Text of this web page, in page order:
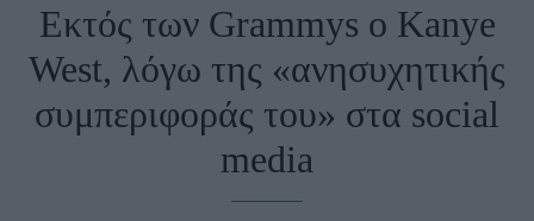
Fashion
Shopping
Styling Tips
Fashion News
Eκτός των Grammys ο Kanye
West, λόγω της «ανησυχητικής
συμπεριφοράς του» στα social
media